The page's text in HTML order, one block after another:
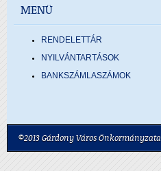
MENÜ
RENDELETTÁR
NYILVÁNTARTÁSOK
BANKSZÁMLASZÁMOK
©2013 Gárdony Város Önkormányzata